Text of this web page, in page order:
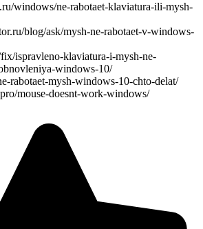
windows/ne-rabotaet-klaviatura-ili-mysh-
blog/ask/mysh-ne-rabotaet-v-windows-
ispravleno-klaviatura-i-mysh-ne-
windows-10/
rabotaet-mysh-windows-10-chto-delat/
mouse-doesnt-work-windows/